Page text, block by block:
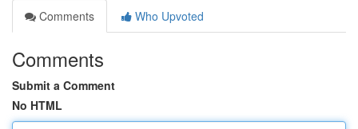
Comments
Who Upvoted
Comments
Submit a Comment
No HTML